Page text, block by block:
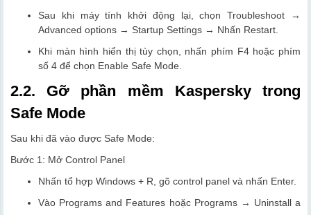
Sau khi máy tính khởi động lại, chọn Troubleshoot →
Advanced options → Startup Settings → Nhấn Restart.
Khi màn hình hiển thị tùy chọn, nhấn phím F4 hoặc phím
số 4 để chọn Enable Safe Mode.
2.2. Gỡ phần mềm Kaspersky trong
Safe Mode
Sau khi đã vào được Safe Mode:
Bước 1: Mở Control Panel
Nhấn tổ hợp Windows + R, gõ control panel và nhấn Enter.
Vào Programs and Features hoặc Programs → Uninstall a